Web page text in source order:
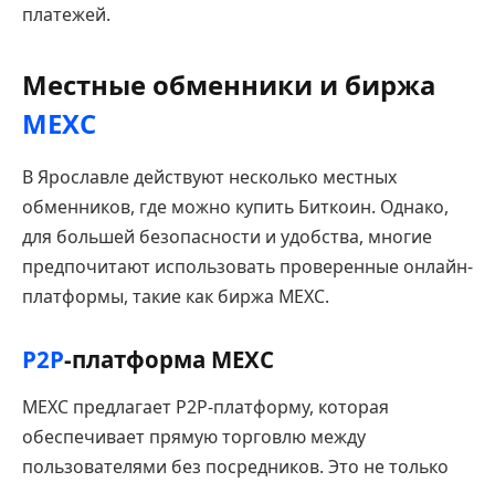
платежей.
Местные обменники и биржа
MEXC
В Ярославле действуют несколько местных
обменников, где можно купить Биткоин. Однако,
для большей безопасности и удобства, многие
предпочитают использовать проверенные онлайн-
платформы, такие как биржа MEXC.
P2P-платформа MEXC
MEXC предлагает P2P-платформу, которая
обеспечивает прямую торговлю между
пользователями без посредников. Это не только